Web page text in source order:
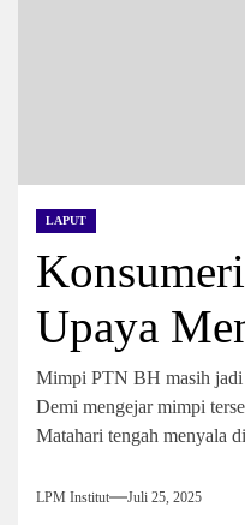
LAPUT
Upaya
Mimpi PTN BH masih jadi
Demi mengejar mimpi
Matahari tengah menyala
LPM Institut Juli 25, 2025